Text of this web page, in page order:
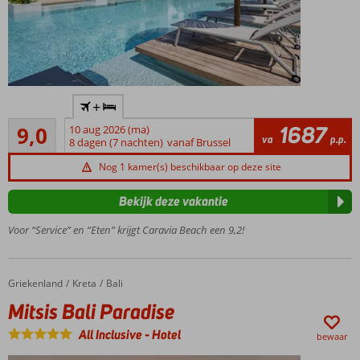
het
hele
gezin
Centrale
ligging
Marmari
voor
kids
Inclusive
concept
9,0Uitstekend
26
beoordelingen
+
10 aug 2026 (ma)
8 dagen (7 nachten) vanaf Brussel va 1687 p.p.
Nog 1 kamer(s) beschikbaar op deze site
Voor “Service” en “Eten” krijgt Caravia Beach een 9,2!
Bekijk deze vakantie
Home
Griekenland Kreta Bali
Mitsis Bali Paradise
Mitsis Bali Paradise
All Inclusive-Hotel bewaar